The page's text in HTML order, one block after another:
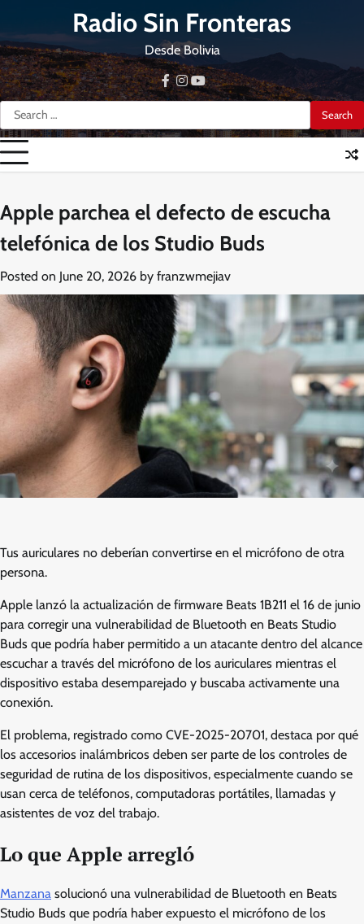
content
Radio Sin Fronteras
Desde Bolivia
Search
for:
facebook
instagram
youtube
Apple parchea el defecto de escucha
telefónica de los Studio Buds
Posted on June 20, 2026 by franzwmejiav
Tus auriculares no deberían convertirse en el micrófono de otra
persona.
Apple lanzó la actualización de firmware Beats 1B211 el 16 de junio
para corregir una vulnerabilidad de Bluetooth en Beats Studio
Buds que podría haber permitido a un atacante dentro del alcance
escuchar a través del micrófono de los auriculares mientras el
dispositivo estaba desemparejado y buscaba activamente una
conexión.
El problema, registrado como CVE-2025-20701, destaca por qué
los accesorios inalámbricos deben ser parte de los controles de
seguridad de rutina de los dispositivos, especialmente cuando se
usan cerca de teléfonos, computadoras portátiles, llamadas y
asistentes de voz del trabajo.
Lo que Apple arregló
Manzana solucionó una vulnerabilidad de Bluetooth en Beats
Studio Buds que podría haber expuesto el micrófono de los